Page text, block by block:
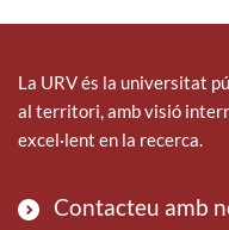
La URV és la universitat
al territori, amb visió
excel·lent en la recerca.
Contacteu amb